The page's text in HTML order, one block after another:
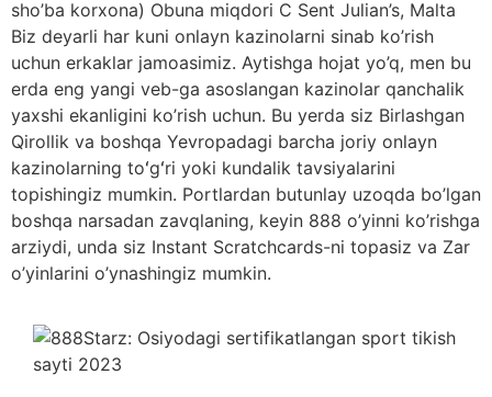
sho’ba korxona) Obuna miqdori C Sent Julian’s, Malta
Biz deyarli har kuni onlayn kazinolarni sinab ko’rish
uchun erkaklar jamoasimiz. Aytishga hojat yo’q, men bu
erda eng yangi veb-ga asoslangan kazinolar qanchalik
yaxshi ekanligini ko’rish uchun. Bu yerda siz Birlashgan
Qirollik va boshqa Yevropadagi barcha joriy onlayn
kazinolarning toʻgʻri yoki kundalik tavsiyalarini
topishingiz mumkin. Portlardan butunlay uzoqda bo’lgan
boshqa narsadan zavqlaning, keyin 888 o’yinni ko’rishga
arziydi, unda siz Instant Scratchcards-ni topasiz va Zar
o’yinlarini o’ynashingiz mumkin.